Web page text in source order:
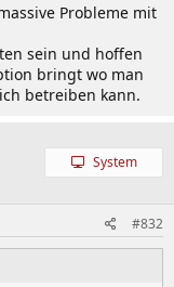
Probleme mit
sein und hoffen
bringt wo man
betreiben kann.
System
#832